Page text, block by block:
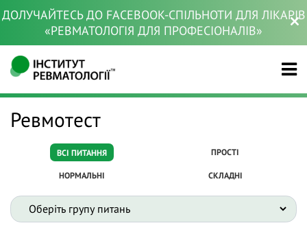
ДОЛУЧАЙТЕСЬ ДО FACEBOOK-СПІЛЬНОТИ ДЛЯ ЛІКАРІВ
«РЕВМАТОЛОГІЯ ДЛЯ ПРОФЕСІОНАЛІВ»
Ревмотест
ВСІ ПИТАННЯ ПРОСТІ
НОРМАЛЬНІ СКЛАДНІ